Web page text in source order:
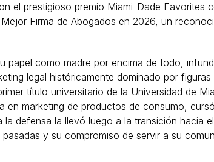
el prestigioso premio Miami-Dade Favorites
Firma de Abogados en 2026, un
papel como madre por encima de todo,
legal históricamente dominado por
título universitario de la Universidad de
marketing de productos de consumo,
defensa la llevó luego a la transición
y su compromiso de servir a su